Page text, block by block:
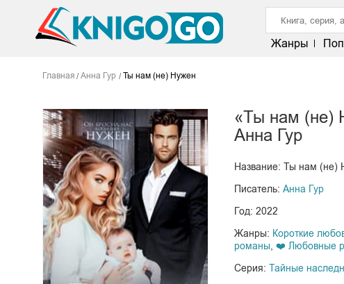
Жанры
Главная Анна Гур Ты нам (не) Нужен
«Ты нам (не)
Анна Гур
Название: Ты нам (не)
Писатель: Анна Гур
Год: 2022
Жанры: Короткие
романы ❤️ Любовные
Серия: Тайные